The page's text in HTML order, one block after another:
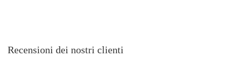
Recensioni dei nostri clienti